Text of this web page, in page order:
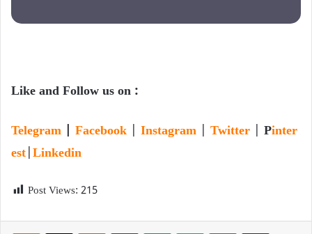
Like and Follow us on :
Telegram Facebook Instagram Twitter Pinter
est Linkedin
Post Views: 215